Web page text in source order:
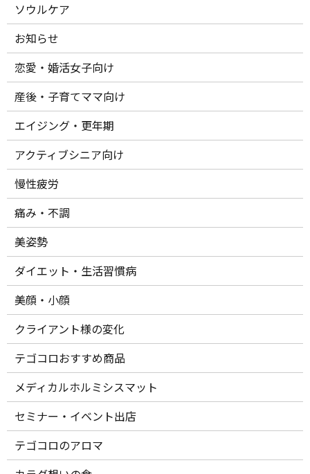
ソウルケア
お知らせ
恋愛・婚活女子向け
産後・子育てママ向け
エイジング・更年期
アクティブシニア向け
慢性疲労
痛み・不調
美姿勢
ダイエット・生活習慣病
美顔・小顔
クライアント様の変化
テゴコロおすすめ商品
メディカルホルミシスマット
セミナー・イベント出店
テゴコロのアロマ